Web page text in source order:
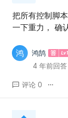
把所有控制脚
一下重力， 确
鸿
鸿鹄
4 年前回答
评论 0